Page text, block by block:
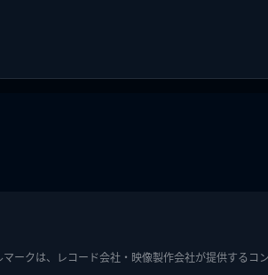
マークは、レコード会社・映像製作会社が提供するコ